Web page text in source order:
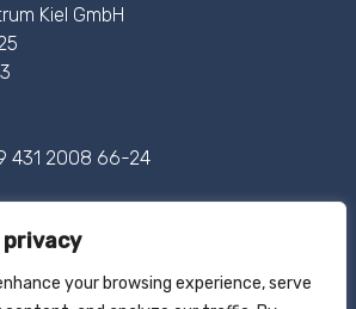
privacy
your browsing experience, serve
Kiel GmbH
431 2008 66-24